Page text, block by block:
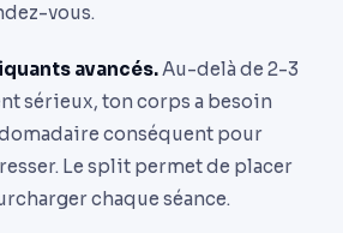
vous.
avancés. Au-delà de 2-3
sérieux, ton corps a besoin
conséquent pour
Le split permet de placer
chaque séance.